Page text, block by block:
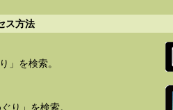
ス方法
」を検索。
り」を検索。